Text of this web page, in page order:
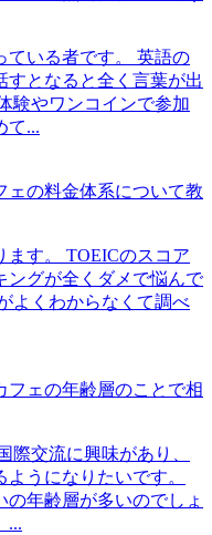
ている者です。 英語の
すとなると全く言葉が出
験やワンコインで参加
て...
ェの料金体系について教
ます。 TOEICのスコア
ングが全くダメで悩んで
よくわからなくて調べ
フェの年齢層のことで相
際交流に興味があり、
うになりたいです。
年齢層が多いのでしょ
...